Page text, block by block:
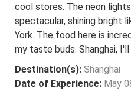
cool stores. The neon
spectacular, shining bright
York. The food here is
my taste buds. Shanghai,
Destination(s): Shanghai
Date of Experience: May